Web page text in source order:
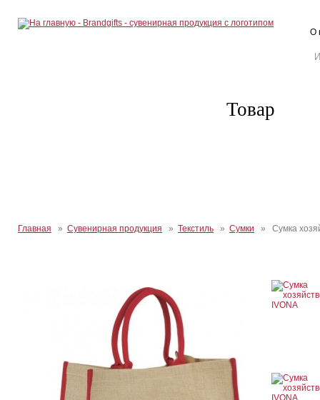
О
Товар
Главная » Сувенирная продукция » Текстиль » Сумки » Сумка